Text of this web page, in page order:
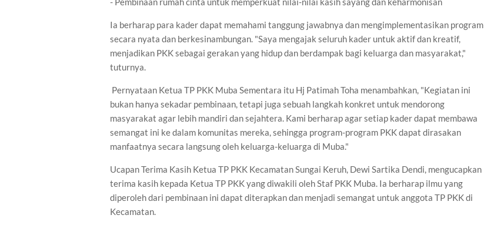
Ia berharap para kader dapat memahami tanggung jawabnya dan mengimplementasikan program
secara nyata dan berkesinambungan. "Saya mengajak seluruh kader untuk aktif dan kreatif,
menjadikan PKK sebagai gerakan yang hidup dan berdampak bagi keluarga dan masyarakat,"
tuturnya.
Pernyataan Ketua TP PKK Muba Sementara itu Hj Patimah Toha menambahkan, "Kegiatan ini
bukan hanya sekadar pembinaan, tetapi juga sebuah langkah konkret untuk mendorong
masyarakat agar lebih mandiri dan sejahtera. Kami berharap agar setiap kader dapat membawa
semangat ini ke dalam komunitas mereka, sehingga program-program PKK dapat dirasakan
manfaatnya secara langsung oleh keluarga-keluarga di Muba."
Ucapan Terima Kasih Ketua TP PKK Kecamatan Sungai Keruh, Dewi Sartika Dendi, mengucapkan
terima kasih kepada Ketua TP PKK yang diwakili oleh Staf PKK Muba. Ia berharap ilmu yang
diperoleh dari pembinaan ini dapat diterapkan dan menjadi semangat untuk anggota TP PKK di
Kecamatan.